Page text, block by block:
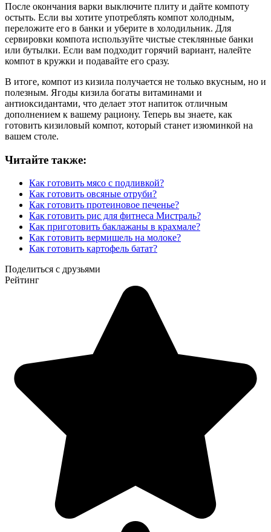
После окончания варки выключите плиту и дайте компоту
остыть. Если вы хотите употреблять компот холодным,
переложите его в банки и уберите в холодильник. Для
сервировки компота используйте чистые стеклянные банки
или бутылки. Если вам подходит горячий вариант, налейте
компот в кружки и подавайте его сразу.
В итоге, компот из кизила получается не только вкусным, но и
полезным. Ягоды кизила богаты витаминами и
антиоксидантами, что делает этот напиток отличным
дополнением к вашему рациону. Теперь вы знаете, как
готовить кизиловый компот, который станет изюминкой на
вашем столе.
Читайте также:
Как готовить мясо с подливкой?
Как готовить овсяные отруби?
Как готовить протеиновое печенье?
Как готовить рис для фитнеса Мистраль?
Как приготовить баклажаны в крахмале?
Как готовить вермишель на молоке?
Как готовить картофель батат?
Поделиться с друзьями
Рейтинг